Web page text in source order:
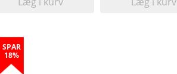
SPAR
18%